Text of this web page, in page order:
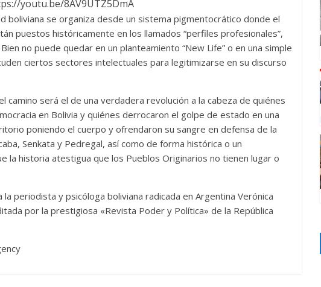
youtu.be/8AV9UTZ5DmA
boliviana se organiza desde un sistema pigmentocrático donde el
puestos históricamente en los llamados “perfiles profesionales”,
no puede quedar en un planteamiento “New Life” o en una simple
ciertos sectores intelectuales para legitimizarse en su discurso
camino será el de una verdadera revolución a la cabeza de quiénes
en Bolivia y quiénes derrocaron el golpe de estado en una
poniendo el cuerpo y ofrendaron su sangre en defensa de la
Senkata y Pedregal, así como de forma histórica o un
la historia atestigua que los Pueblos Originarios no tienen lugar o
periodista y psicóloga boliviana radicada en Argentina Verónica
por la prestigiosa «Revista Poder y Política» de la República